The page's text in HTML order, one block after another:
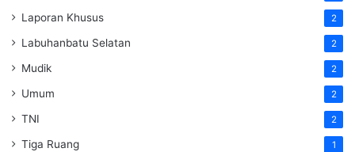
Laporan Khusus 2
Labuhanbatu Selatan 2
Mudik 2
Umum 2
TNI 2
Tiga Ruang 1